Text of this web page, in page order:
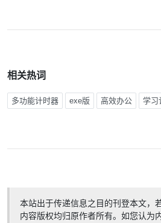
相关热词
多功能计时器 exe版 高效办公 学习
本站出于传递信息之目的刊登本文，
内容版权均归原作者所有。如您认为